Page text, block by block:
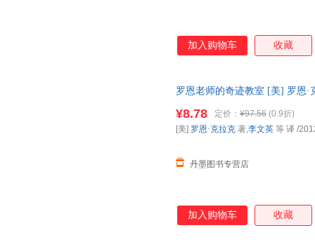
加入购物车 收藏
罗恩老师的奇迹教室 [美] 罗恩
¥8.78 定价： ¥97.56 (0.9折)
丹墨图书专营店
[美] 罗恩·克拉克 著,李文英 等 译 /
加入购物车 收藏